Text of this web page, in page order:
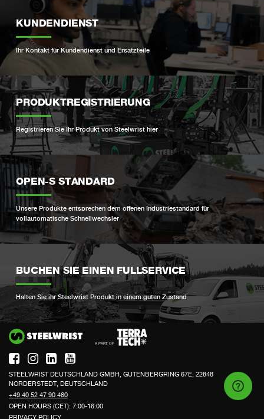
KUNDENDIENST
Ihr Kontakt für Kundendienst und Ersatzteile
PRODUKTREGISTRIERUNG
Registrieren Sie Ihr Produkt von Steelwrist hier
OPEN-S STANDARD
Unsere Produkte entsprechen dem offenen Industriestandard für
vollautomatische Schnellwechsler
BUCHEN SIE EINEN FULLSERVICE
Halten Sie ihr Steelwrist Produkt in einem guten Zustand
STEELWRIST DEUTSCHLAND GMBH, GUTENBERGRING 67E, 22848
NORDERSTEDT, DEUTSCHLAND
+49 40 52 47 90 460
OPEN HOURS (CET): 7:00-16:00
PRIVACY POLICY